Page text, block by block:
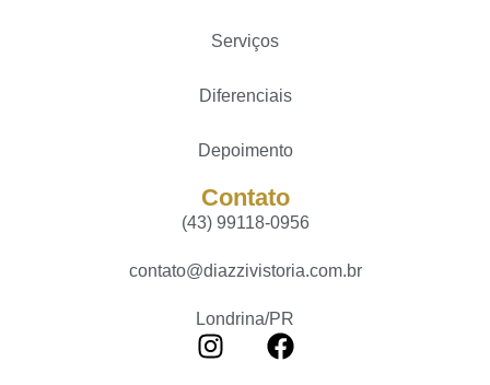
Serviços
Diferenciais
Depoimento
Contato
(43) 99118-0956
contato@diazzivistoria.com.br
Londrina/PR